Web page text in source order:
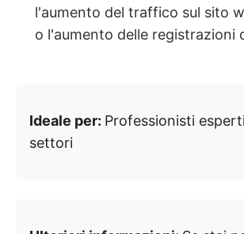
l'aumento del traffico sul sito
o l'aumento delle registrazioni
Ideale per: Professionisti
settori